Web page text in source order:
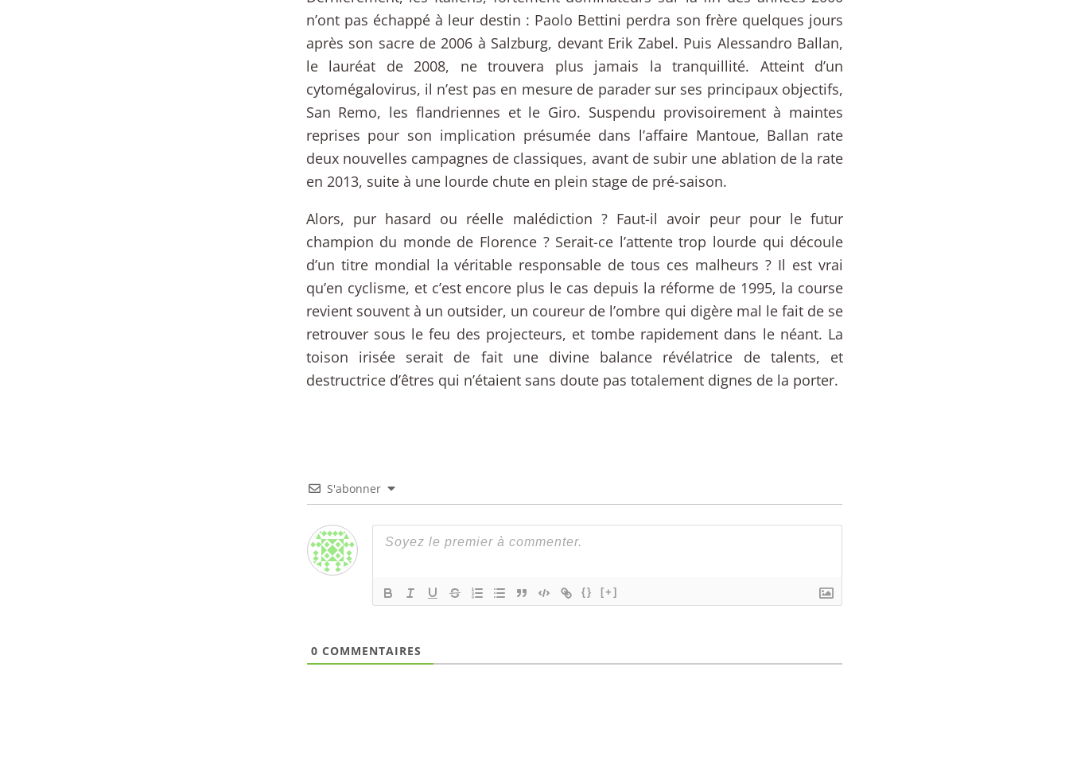
n’ont pas échappé à leur destin : Paolo Bettini perdra son frère quelques jours
après son sacre de 2006 à Salzburg, devant Erik Zabel. Puis Alessandro Ballan,
le lauréat de 2008, ne trouvera plus jamais la tranquillité. Atteint d’un
cytomégalovirus, il n’est pas en mesure de parader sur ses principaux objectifs,
San Remo, les flandriennes et le Giro. Suspendu provisoirement à maintes
reprises pour son implication présumée dans l’affaire Mantoue, Ballan rate
deux nouvelles campagnes de classiques, avant de subir une ablation de la rate
en 2013, suite à une lourde chute en plein stage de pré-saison.
Alors, pur hasard ou réelle malédiction ? Faut-il avoir peur pour le futur
champion du monde de Florence ? Serait-ce l’attente trop lourde qui découle
d’un titre mondial la véritable responsable de tous ces malheurs ? Il est vrai
qu’en cyclisme, et c’est encore plus le cas depuis la réforme de 1995, la course
revient souvent à un outsider, un coureur de l’ombre qui digère mal le fait de se
retrouver sous le feu des projecteurs, et tombe rapidement dans le néant. La
toison irisée serait de fait une divine balance révélatrice de talents, et
destructrice d’êtres qui n’étaient sans doute pas totalement dignes de la porter.
S'abonner
{} [+]
0 COMMENTAIRES